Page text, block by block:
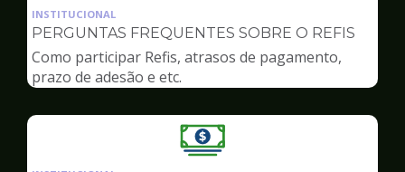
pagina
Finanças
INSTITUCIONAL
PERGUNTAS FREQUENTES SOBRE O REFIS
Como participar Refis, atrasos de pagamento,
prazo de adesão e etc.
Ilustração